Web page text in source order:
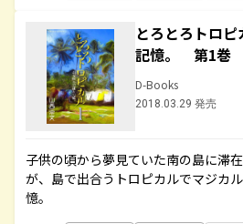
とろとろトロ
記憶。 第1巻
D-Books
2018.03.29 発売
子供の頃から夢見ていた南の島に滞
が、島で出合うトロピカルでマジカ
憶。